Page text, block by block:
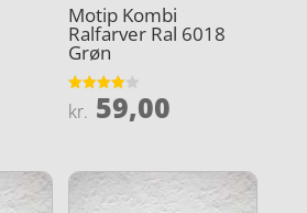
Motip Kombi
Ralfarver Ral 6018
Grøn
Vurderet
3.9
kr. 59,00